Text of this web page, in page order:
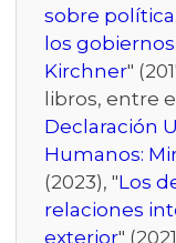
sobre
los
Kirchner"
libros, entre
Declaración
Humanos:
(2023), "Los
relaciones
exterior"